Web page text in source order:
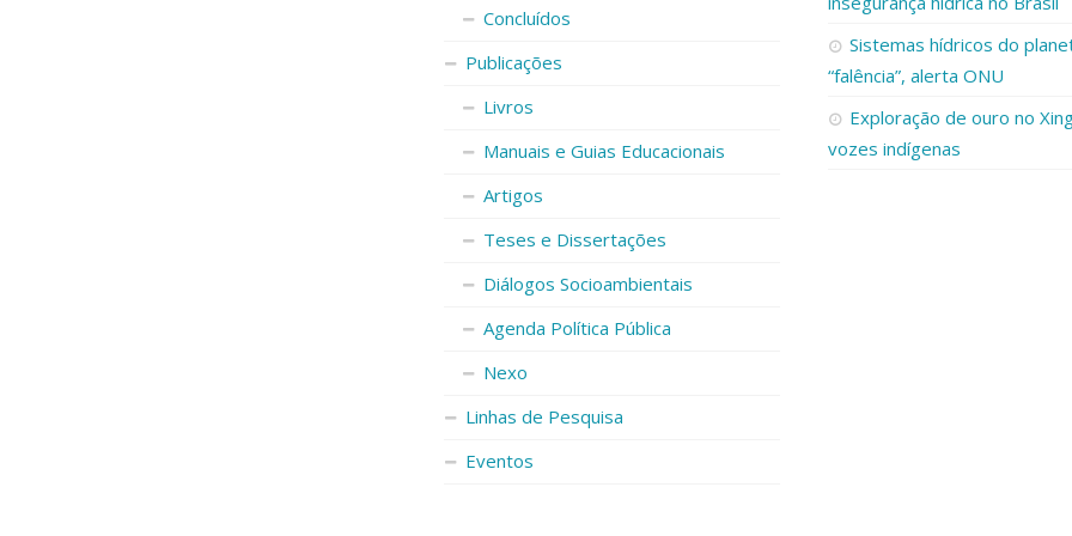
Concluídos
Publicações
Livros
Manuais e Guias Educacionais
Artigos
Teses e Dissertações
Diálogos Socioambientais
Agenda Política Pública
Nexo
Linhas de Pesquisa
Eventos
Sistemas hídricos do
“falência”, alerta ONU
Exploração de ouro no
vozes indígenas